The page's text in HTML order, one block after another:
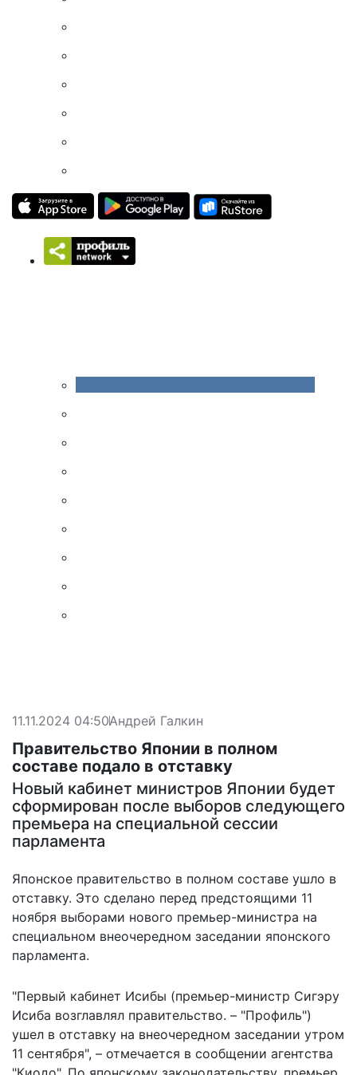
11.11.2024 04:50Андрей Галкин
Правительство Японии в полном
составе подало в отставку
Новый кабинет министров Японии будет
сформирован после выборов следующего
премьера на специальной сессии
парламента
Японское правительство в полном составе ушло в
отставку. Это сделано перед предстоящими 11
ноября выборами нового премьер-министра на
специальном внеочередном заседании японского
парламента.
"Первый кабинет Исибы (премьер-министр Сигэру
Исиба возглавлял правительство. – "Профиль")
ушел в отставку на внеочередном заседании утром
11 сентября", – отмечается в сообщении агентства